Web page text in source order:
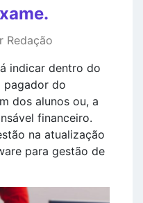
Redação
indicar dentro do
pagador do
dos alunos ou, a
financeiro.
na atualização
para gestão de